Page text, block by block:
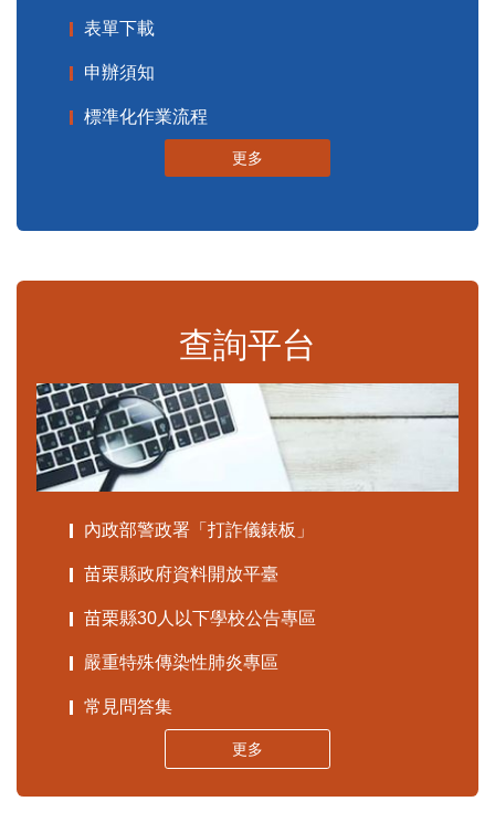
表單下載
申辦須知
標準化作業流程
更多
查詢平台
內政部警政署「打詐儀錶板」
苗栗縣政府資料開放平臺
苗栗縣30人以下學校公告專區
嚴重特殊傳染性肺炎專區
常見問答集
更多